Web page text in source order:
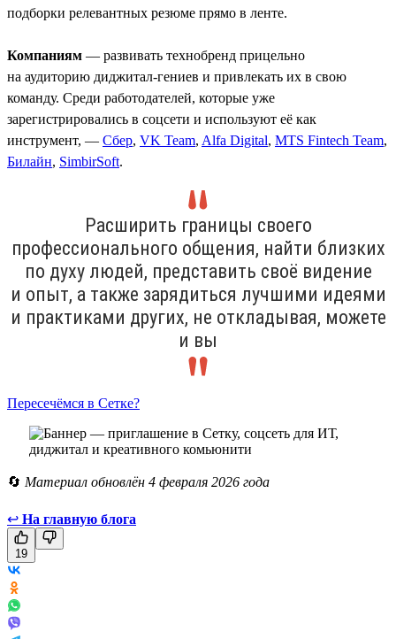
подборки релевантных резюме прямо в ленте.
Компаниям — развивать технобренд прицельно
на аудиторию диджитал-гениев и привлекать их в свою
команду. Среди работодателей, которые уже
зарегистрировались в соцсети и используют её как
инструмент, — Сбер, VK Team, Alfa Digital, MTS Fintech Team,
Билайн, SimbirSoft.
Расширить границы своего
профессионального общения, найти близких
по духу людей, представить своё видение
и опыт, а также зарядиться лучшими идеями
и практиками других, не откладывая, можете
и вы
Пересечёмся в Сетке?
🔄 Материал обновлён 4 февраля 2026 года
↩ На главную блога
19